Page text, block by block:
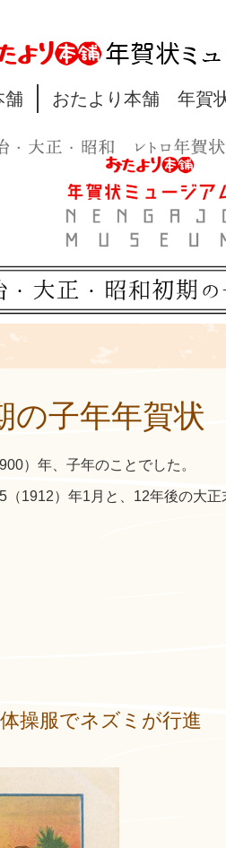
舗 おたより本舗 年賀
の子年年賀状
）年、子年のことでした。
1912）年1月と、12年後の大
操服でネズミが行進